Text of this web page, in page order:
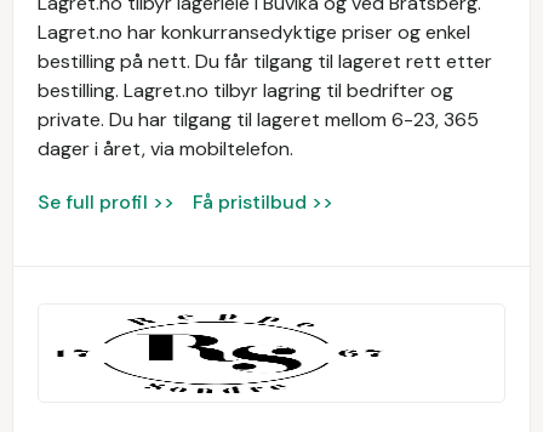
Lagret.no har konkurransedyktige priser og enkel
bestilling på nett. Du får tilgang til lageret rett etter
bestilling. ​Lagret.no tilbyr lagring til bedrifter og
private. Du har tilgang til lageret mellom 6-23, 365
dager i året, via mobiltelefon.
Se full profil >> Få pristilbud >>